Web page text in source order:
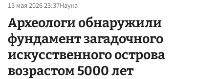
13 мая 2026 23:37Наука
Археологи обнаружили
фундамент загадочного
искусственного острова
возрастом 5000 лет